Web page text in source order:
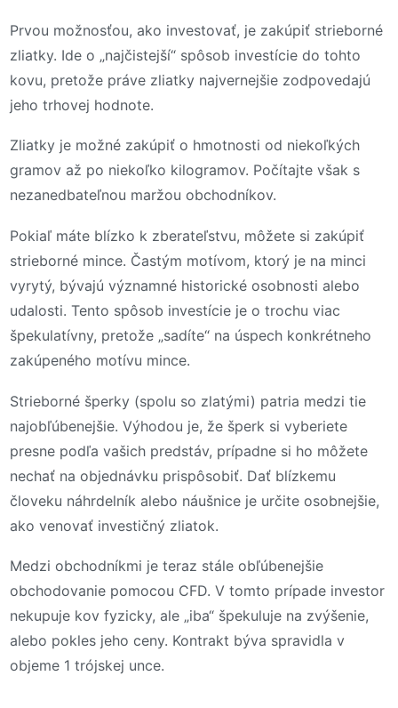
Prvou možnosťou, ako investovať, je zakúpiť strieborné
zliatky. Ide o „najčistejší“ spôsob investície do tohto
kovu, pretože práve zliatky najvernejšie zodpovedajú
jeho trhovej hodnote.
Zliatky je možné zakúpiť o hmotnosti od niekoľkých
gramov až po niekoľko kilogramov. Počítajte však s
nezanedbateľnou maržou obchodníkov.
Pokiaľ máte blízko k zberateľstvu, môžete si zakúpiť
strieborné mince. Častým motívom, ktorý je na minci
vyrytý, bývajú významné historické osobnosti alebo
udalosti. Tento spôsob investície je o trochu viac
špekulatívny, pretože „sadíte“ na úspech konkrétneho
zakúpeného motívu mince.
Strieborné šperky (spolu so zlatými) patria medzi tie
najobľúbenejšie. Výhodou je, že šperk si vyberiete
presne podľa vašich predstáv, prípadne si ho môžete
nechať na objednávku prispôsobiť. Dať blízkemu
človeku náhrdelník alebo náušnice je určite osobnejšie,
ako venovať investičný zliatok.
Medzi obchodníkmi je teraz stále obľúbenejšie
obchodovanie pomocou CFD. V tomto prípade investor
nekupuje kov fyzicky, ale „iba“ špekuluje na zvýšenie,
alebo pokles jeho ceny. Kontrakt býva spravidla v
objeme 1 trójskej unce.